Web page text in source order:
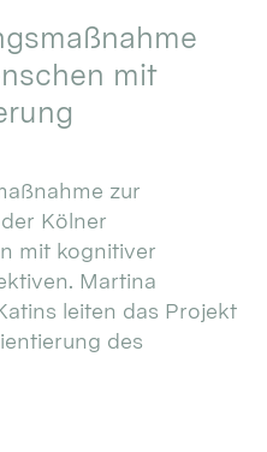
mit
zur
Kölner
mit kognitiver
Martina
leiten das Projekt
des